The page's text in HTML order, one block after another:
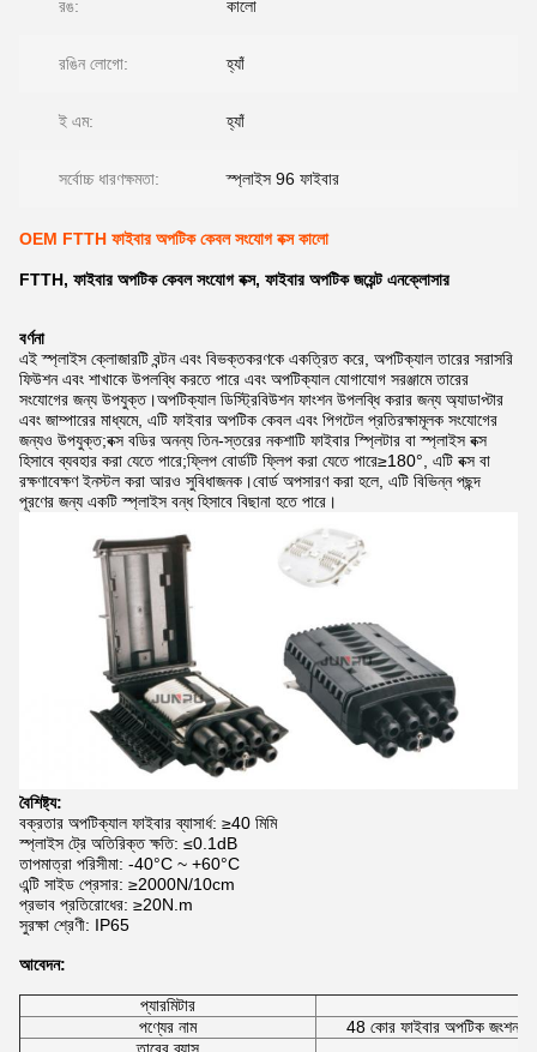
রঙ: কালো
রঙিন লোগো: হ্যাঁ
ই এম: হ্যাঁ
সর্বোচ্চ ধারণক্ষমতা: স্প্লাইস 96 ফাইবার
OEM FTTH ফাইবার অপটিক কেবল সংযোগ বক্স কালো
FTTH, ফাইবার অপটিক কেবল সংযোগ বক্স, ফাইবার অপটিক জয়েন্ট এনক্লোসার
বর্ণনা
এই স্প্লাইস ক্লোজারটি বন্টন এবং বিভক্তকরণকে একত্রিত করে, অপটিক্যাল তারের সরাসরি
ফিউশন এবং শাখাকে উপলব্ধি করতে পারে এবং অপটিক্যাল যোগাযোগ সরঞ্জামে তারের
সংযোগের জন্য উপযুক্ত।অপটিক্যাল ডিস্ট্রিবিউশন ফাংশন উপলব্ধি করার জন্য অ্যাডাপ্টার
এবং জাম্পারের মাধ্যমে, এটি ফাইবার অপটিক কেবল এবং পিগটেল প্রতিরক্ষামূলক সংযোগের
জন্যও উপযুক্ত;বক্স বডির অনন্য তিন-স্তরের নকশাটি ফাইবার স্প্লিটার বা স্প্লাইস বক্স
হিসাবে ব্যবহার করা যেতে পারে;ফ্লিপ বোর্ডটি ফ্লিপ করা যেতে পারে≥180°, এটি বক্স বা
রক্ষণাবেক্ষণ ইনস্টল করা আরও সুবিধাজনক।বোর্ড অপসারণ করা হলে, এটি বিভিন্ন পছন্দ
পূরণের জন্য একটি স্প্লাইস বন্ধ হিসাবে বিছানা হতে পারে।
বৈশিষ্ট্য:
বক্রতার অপটিক্যাল ফাইবার ব্যাসার্ধ: ≥40 মিমি
স্প্লাইস ট্রে অতিরিক্ত ক্ষতি: ≤0.1dB
তাপমাত্রা পরিসীমা: -40°C ~ +60°C
এন্টি সাইড প্রেসার: ≥2000N/10cm
প্রভাব প্রতিরোধের: ≥20N.m
সুরক্ষা শ্রেণী: IP65
আবেদন:
প্যারমিটার
পণ্যের নাম
48 কোর ফাইবার অপটিক জংশন